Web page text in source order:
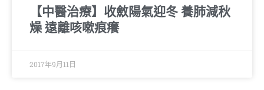
【中醫治療】收斂陽氣迎冬 養肺減秋
燥 遠離咳嗽痕癢
2017年9月11日